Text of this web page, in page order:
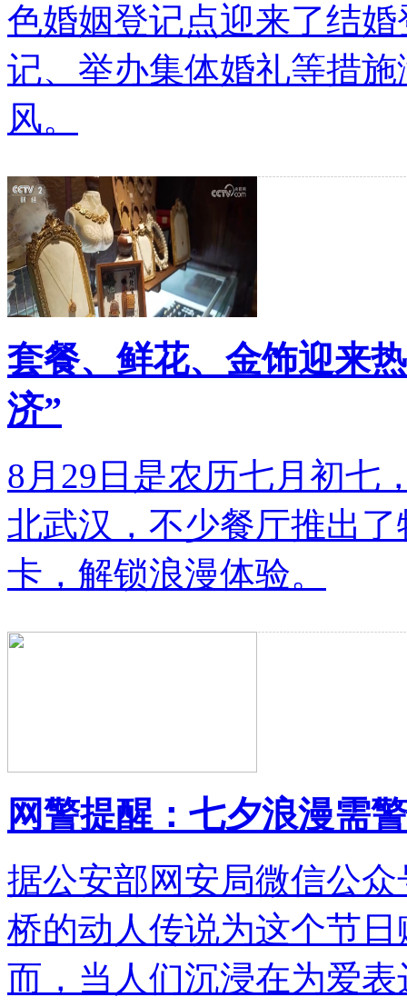
色婚姻登记点迎来了结
记、举办集体婚礼等措
风。
套餐、鲜花、金饰迎来
济”
8月29日是农历七月初七
北武汉，不少餐厅推出
卡，解锁浪漫体验。
网警提醒：七夕浪漫需
据公安部网安局微信公
桥的动人传说为这个节
而，当人们沉浸在为爱